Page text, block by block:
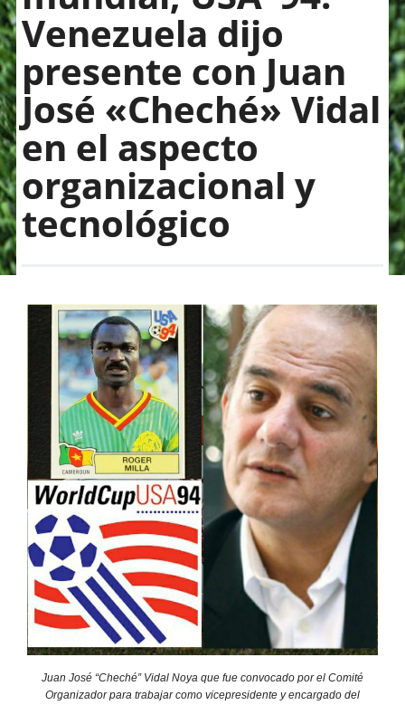
Venezuela dijo
presente con Juan
José «Cheché» Vidal
en el aspecto
organizacional y
tecnológico
Juan José “Cheché” Vidal Noya que fue convocado por el Comité
Organizador para trabajar como vicepresidente y encargado del